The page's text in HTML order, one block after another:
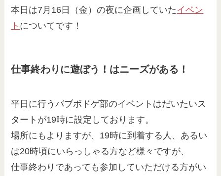
本日は7月16日（金）の夜に企画していた イベン
ト についてです！
仕事終わりに遊ぼう！はニーズがある！
平日に行うバブボドゲ部のイベントはだいたいス
タートが19時に設定しております。
場所にもよりますが、19時に到着する人、あるい
は20時頃にいらっしゃる方など様々ですが、
仕事終わりであっても参加していただける方がい